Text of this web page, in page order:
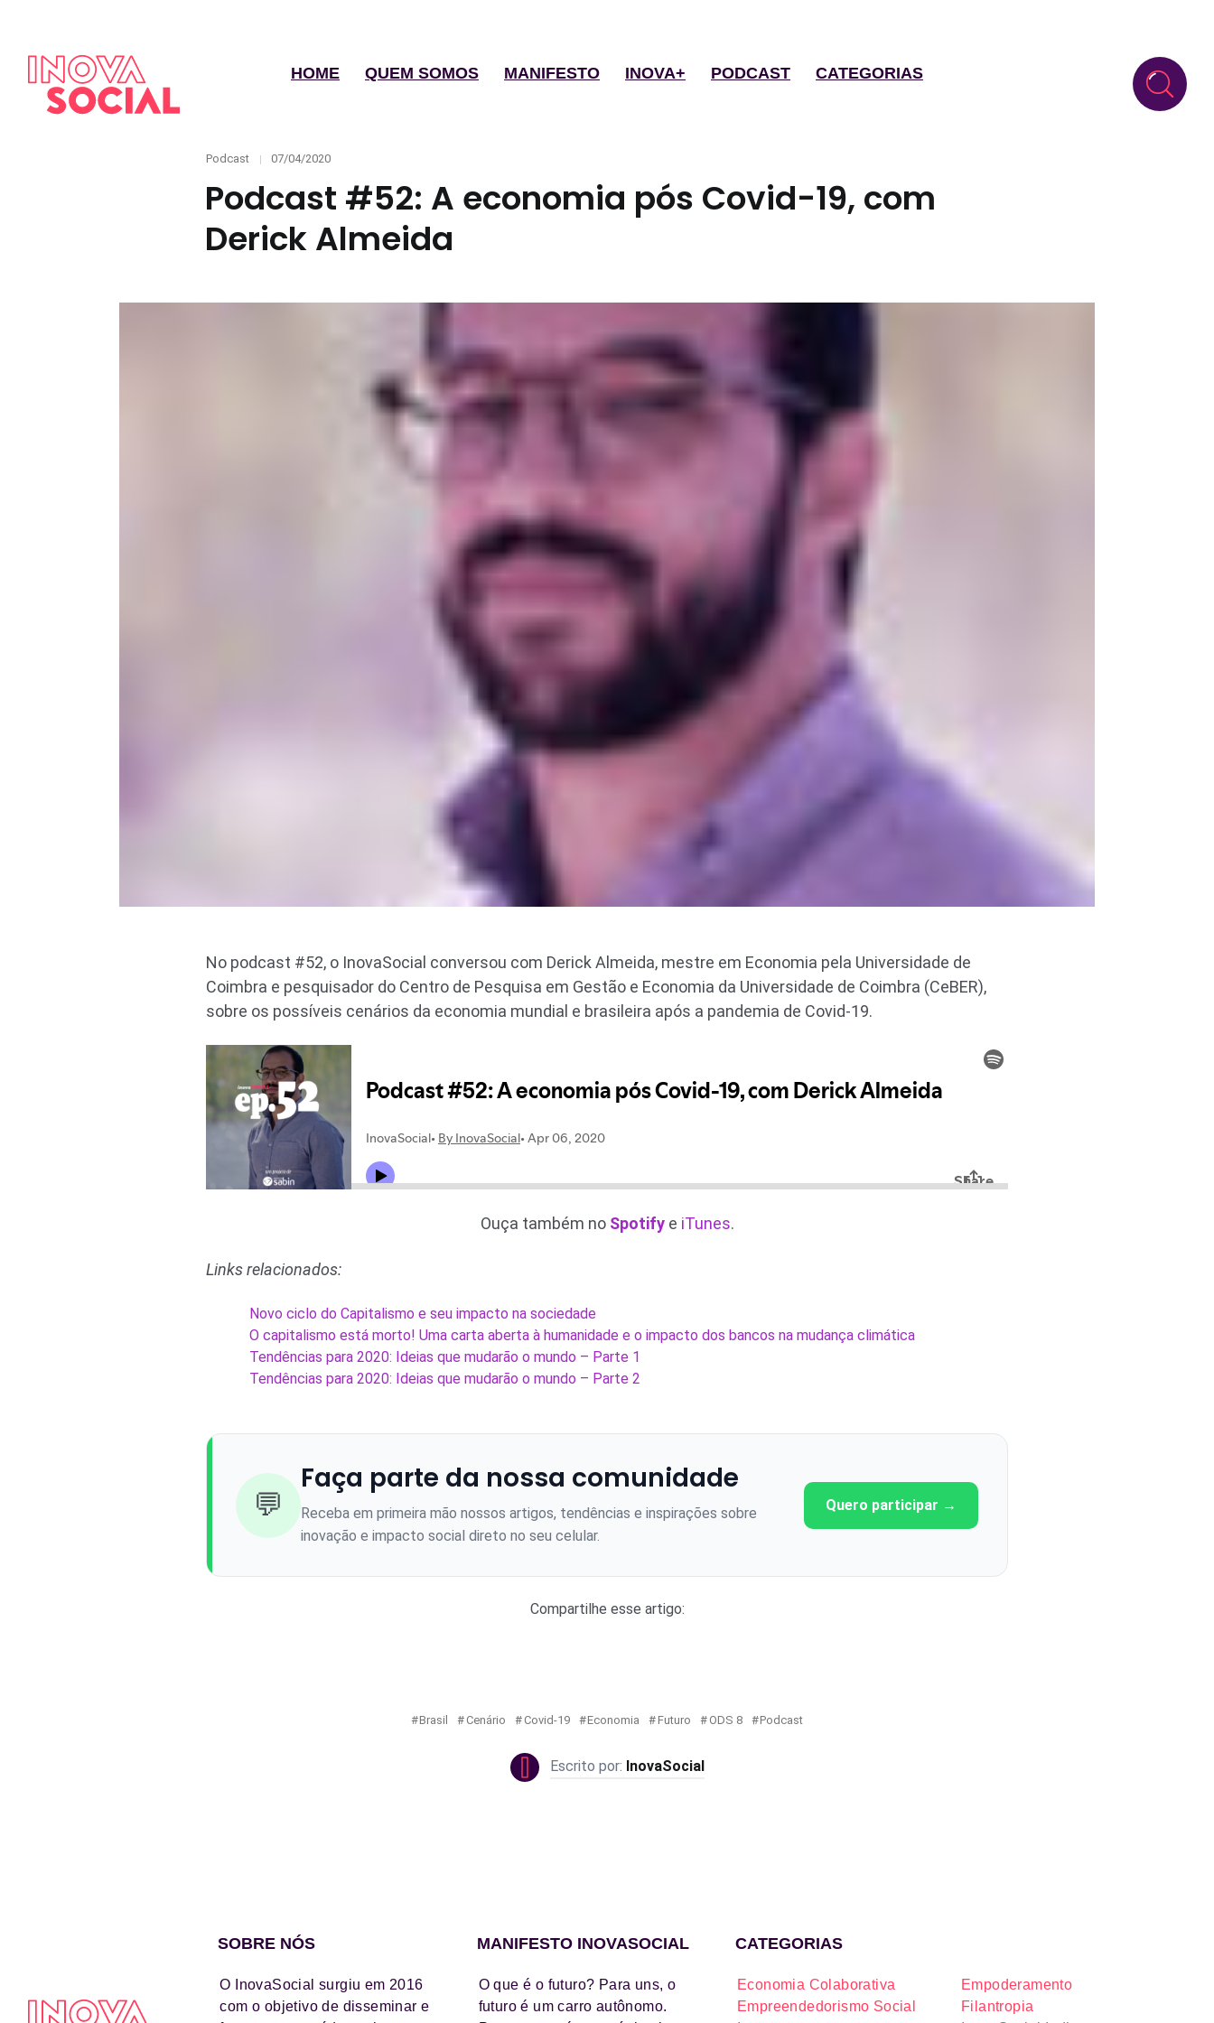
HOME QUEM SOMOS MANIFESTO INOVA+ PODCAST CATEGORIAS
Categories
Podcast
Posted
07/04/2020
Podcast #52: A economia pós Covid-19, com
Derick Almeida
No podcast #52, o InovaSocial conversou com Derick Almeida, mestre em Economia pela Universidade de
Coimbra e pesquisador do Centro de Pesquisa em Gestão e Economia da Universidade de Coimbra (CeBER),
sobre os possíveis cenários da economia mundial e brasileira após a pandemia de Covid-19.
Ouça também no Spotify e iTunes.
Links relacionados:
Novo ciclo do Capitalismo e seu impacto na sociedade
O capitalismo está morto! Uma carta aberta à humanidade e o impacto dos bancos na mudança climática
Tendências para 2020: Ideias que mudarão o mundo – Parte 1
Tendências para 2020: Ideias que mudarão o mundo – Parte 2
💬
Faça parte da nossa comunidade
Receba em primeira mão nossos artigos, tendências e inspirações sobre
inovação e impacto social direto no seu celular.
Quero participar →
Compartilhe esse artigo:
Brasil Cenário Covid-19 Economia Futuro ODS 8 Podcast
InovaSocial
SOBRE NÓS
O InovaSocial surgiu em 2016
com o objetivo de disseminar e
MANIFESTO INOVASOCIAL
O que é o futuro? Para uns, o
futuro é um carro autônomo.
CATEGORIAS
Economia Colaborativa
Empoderamento
Empreendedorismo Social
Filantropia